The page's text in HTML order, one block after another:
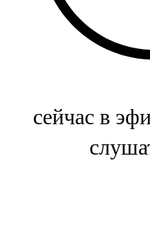
107,5 FM
Биләр
Болгар
сейчас в